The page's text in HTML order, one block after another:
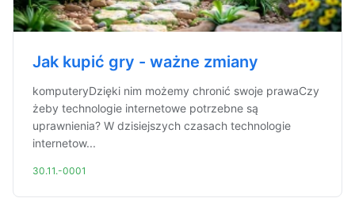
Jak kupić gry - ważne zmiany
komputeryDzięki nim możemy chronić swoje prawaCzy
żeby technologie internetowe potrzebne są
uprawnienia? W dzisiejszych czasach technologie
internetow...
30.11.-0001